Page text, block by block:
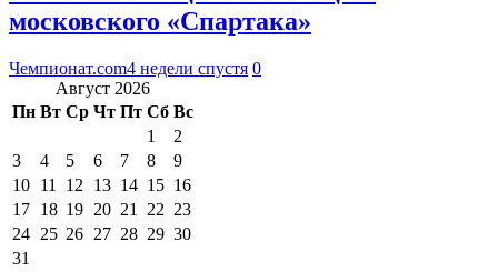
московского «Спартака»
Чемпионат.com4 недели спустя 0
Август 2026
Пн Вт Ср Чт Пт Сб Вс
1
2
3
4 5 6 7 8
9
10 11 12 13 14 15 16
17 18 19 20 21 22 23
24 25 26 27 28 29 30
31